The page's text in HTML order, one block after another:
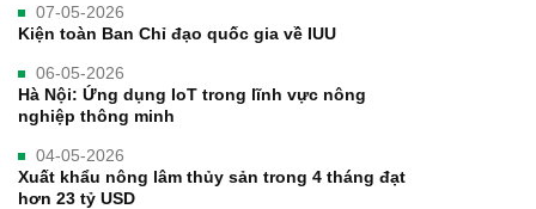
07-05-2026
Kiện toàn Ban Chỉ đạo quốc gia về IUU
06-05-2026
Hà Nội: Ứng dụng IoT trong lĩnh vực nông
nghiệp thông minh
04-05-2026
Xuất khẩu nông lâm thủy sản trong 4 tháng đạt
hơn 23 tỷ USD